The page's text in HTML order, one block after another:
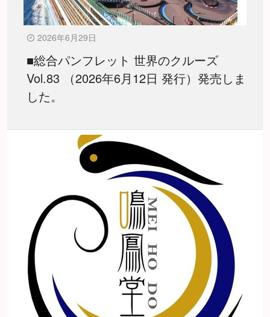
2026年6月29日
■総合パンフレット 世界のクルーズ
Vol.83 （2026年6月12日 発行）発売しま
した。